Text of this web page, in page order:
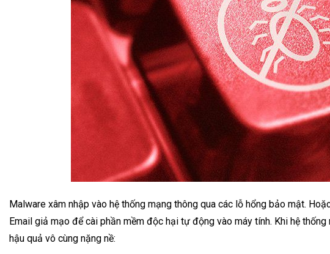
Malware xâm nhập vào hệ thống mạng thông qua các lỗ hổng bảo mật.
Email giả mạo để cài phần mềm độc hại tự động vào máy tính. Khi hệ
hậu quả vô cùng nặng nề: